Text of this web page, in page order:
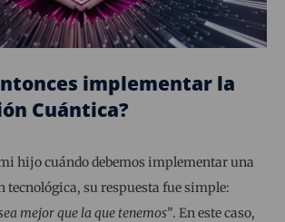
implementar la
Cuántica?
hijo cuándo debemos implementar una
tecnológica, su respuesta fue simple:
mejor que la que tenemos”. En este caso,